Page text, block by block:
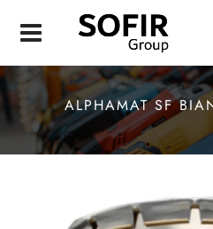
ALPHAMAT SF